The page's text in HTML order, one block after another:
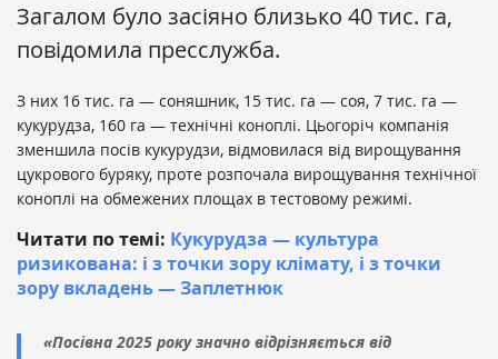
Загалом було засіяно близько 40 тис. га,
повідомила пресслужба.
З них 16 тис. га — соняшник, 15 тис. га — соя, 7 тис. га —
кукурудза, 160 га — технічні коноплі. Цьогоріч компанія
зменшила посів кукурудзи, відмовилася від вирощування
цукрового буряку, проте розпочала вирощування технічної
коноплі на обмежених площах в тестовому режимі.
Читати по темі: Кукурудза — культура
ризикована: і з точки зору клімату, і з точки
зору вкладень — Заплетнюк
«Посівна 2025 року значно відрізняється від